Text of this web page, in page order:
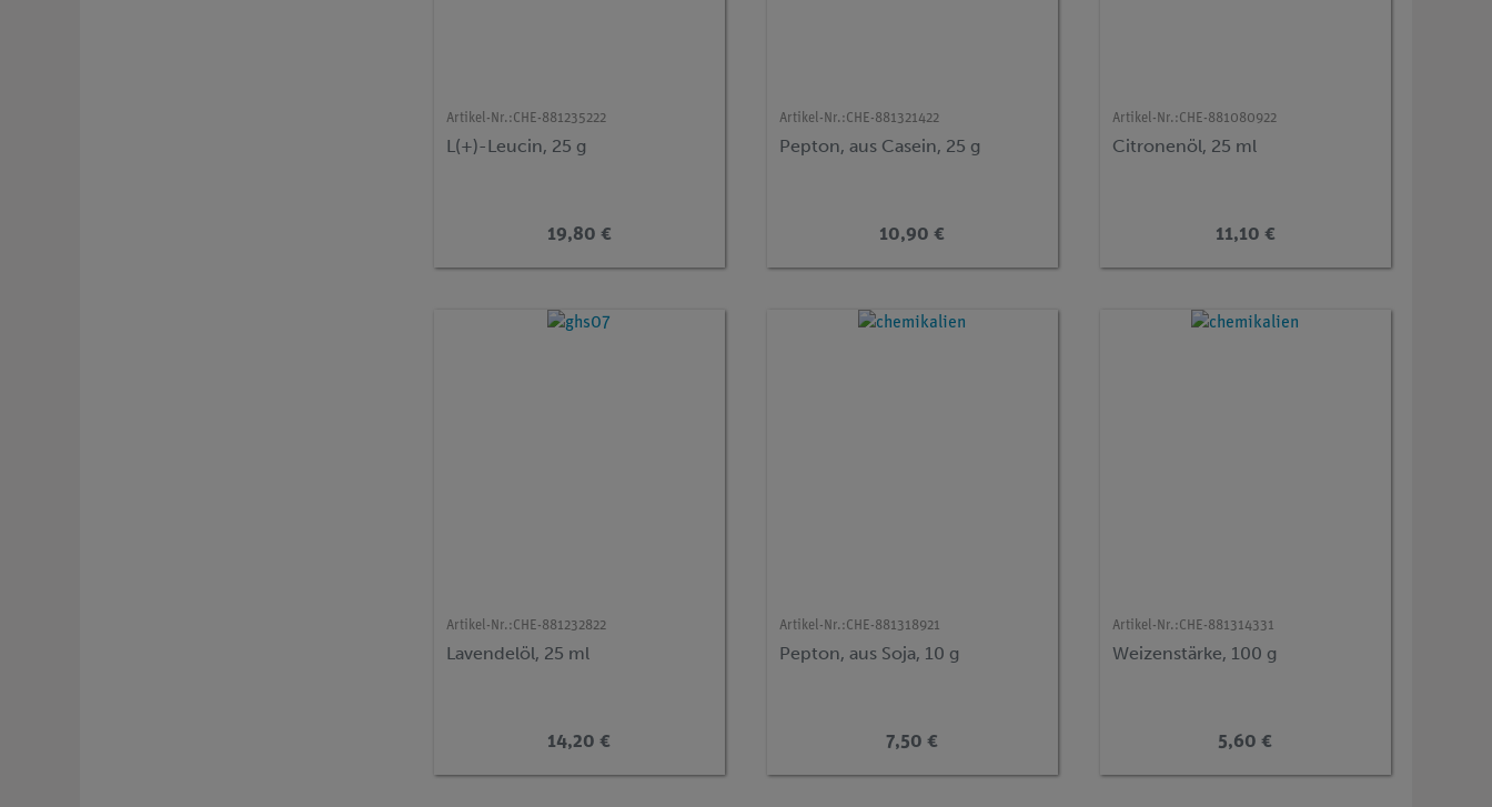
Artikel-Nr.:CHE-881235222
L(+)-Leucin, 25 g
19,80 €
Artikel-Nr.:CHE-881321422
Pepton, aus Casein, 25 g
10,90 €
Artikel-Nr.:CHE-881080922
Citronenöl, 25 ml
11,10 €
Artikel-Nr.:CHE-881232822
Lavendelöl, 25 ml
14,20 €
Artikel-Nr.:CHE-881318921
Pepton, aus Soja, 10 g
7,50 €
Artikel-Nr.:CHE-881314331
Weizenstärke, 100 g
5,60 €